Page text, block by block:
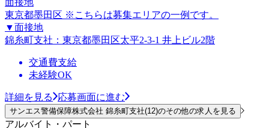
東京都墨田区 ※こちらは募集エリアの一例です。
▼面接地
錦糸町支社：東京都墨田区太平2-3-1 井上ビル2階
交通費支給
未経験OK
詳細を見る 応募画面に進む
サンエス警備保障株式会社 錦糸町支社(12)のその他の求人を見る
アルバイト・パート